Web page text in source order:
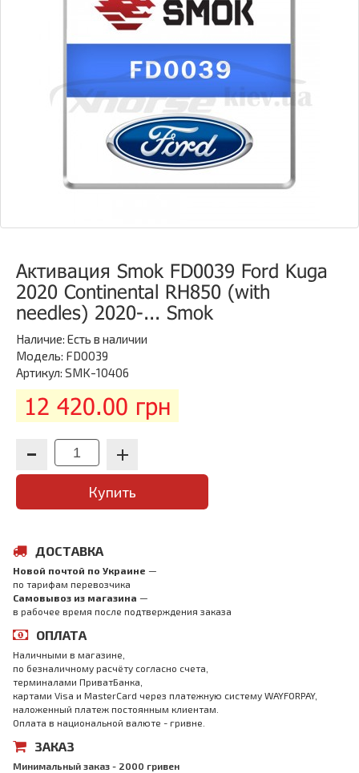
Активация Smok FD0039 Ford Kuga
2020 Continental RH850 (with
needles) 2020-... Smok
Наличие: Есть в наличии
Модель: FD0039
Артикул: SMK-10406
12 420.00 грн
Купить
ДОСТАВКА
Новой почтой по Украине —
по тарифам перевозчика
Самовывоз из магазина —
в рабочее время после подтверждения заказа
ОПЛАТА
Наличными в магазине,
по безналичному расчёту согласно счета,
терминалами ПриватБанка,
картами Visa и MasterCard через платежную систему WAYFORPAY,
наложенный платеж постоянным клиентам.
Оплата в национальной валюте - гривне.
ЗАКАЗ
Минимальный заказ - 2000 гривен